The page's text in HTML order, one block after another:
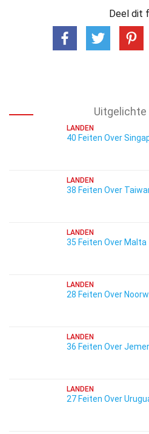
Deel dit
LANDEN
40 Feiten Over
LANDEN
38 Feiten Over
LANDEN
35 Feiten Over Malta
LANDEN
28 Feiten Over
LANDEN
36 Feiten Over
LANDEN
27 Feiten Over